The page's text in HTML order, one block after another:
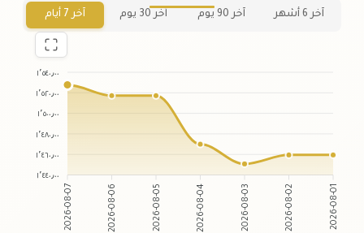
آخر 6 أشهر آخر 90 يوم آخر 30 يوم آخر 7 أيام
١٬٥٤٠٫٠٠
١٬٥٢٠٫٠٠
١٬٥٠٠٫٠٠
١٬٤٨٠٫٠٠
١٬٤٦٠٫٠٠
١٬٤٤٠٫٠٠
2026-08-07 2026-08-06 2026-08-05 2026-08-04 2026-08-03 2026-08-02 2026-08-01